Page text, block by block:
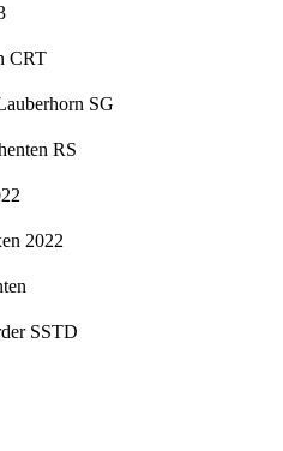
CRT
SG
RS
2022
SSTD